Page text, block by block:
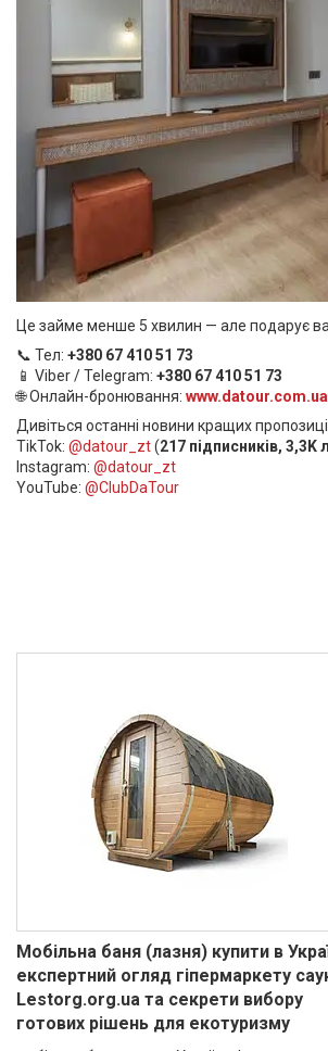
Це займе менше 5 хвилин — але подарує
📞 Тел: +380 67 410 51 73
📱 Viber / Telegram: +380 67 410 51 73
🌐 Онлайн-бронювання: www.datour.com.ua
Дивіться останні новини кращих
TikTok: @datour_zt(217 підписників, 3,3K
Instagram: @datour_zt
YouTube: @ClubDaTour
Мобільна баня (лазня) купити в
експертний огляд гіпермаркету
Lestorg.org.ua та секрети вибору
готових рішень для екотуризму